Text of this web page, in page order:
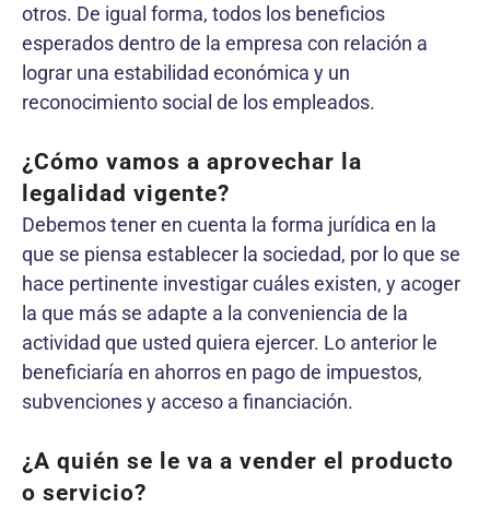
otros. De igual forma, todos los beneficios
esperados dentro de la empresa con relación a
lograr una estabilidad económica y un
reconocimiento social de los empleados.
¿Cómo vamos a aprovechar la
legalidad vigente?
Debemos tener en cuenta la forma jurídica en la
que se piensa establecer la sociedad, por lo que se
hace pertinente investigar cuáles existen, y acoger
la que más se adapte a la conveniencia de la
actividad que usted quiera ejercer. Lo anterior le
beneficiaría en ahorros en pago de impuestos,
subvenciones y acceso a financiación.
¿A quién se le va a vender el producto
o servicio?